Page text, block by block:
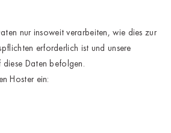
nur insoweit verarbeiten, wie dies zur
erforderlich ist und unsere
diese Daten befolgen.
Hoster ein: